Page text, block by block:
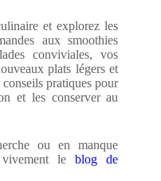
et explorez les
aux smoothies
conviviales, vos
plats légers et
pratiques pour
et les conserver au
ou en manque
vivement leblog de